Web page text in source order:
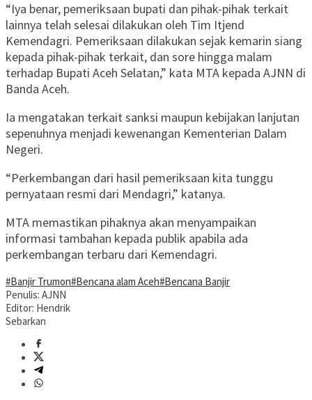
“Iya benar, pemeriksaan bupati dan pihak-pihak terkait
lainnya telah selesai dilakukan oleh Tim Itjend
Kemendagri. Pemeriksaan dilakukan sejak kemarin siang
kepada pihak-pihak terkait, dan sore hingga malam
terhadap Bupati Aceh Selatan,” kata MTA kepada AJNN di
Banda Aceh.
Ia mengatakan terkait sanksi maupun kebijakan lanjutan
sepenuhnya menjadi kewenangan Kementerian Dalam
Negeri.
“Perkembangan dari hasil pemeriksaan kita tunggu
pernyataan resmi dari Mendagri,” katanya.
MTA memastikan pihaknya akan menyampaikan
informasi tambahan kepada publik apabila ada
perkembangan terbaru dari Kemendagri.
#Banjir Trumon#Bencana alam Aceh#Bencana Banjir
Penulis: AJNN
Editor: Hendrik
Sebarkan